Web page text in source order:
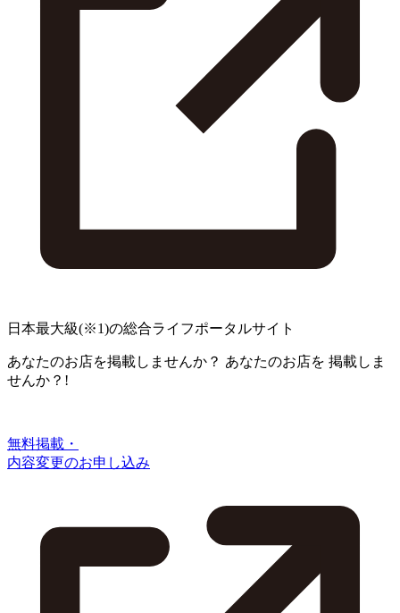
日本最大級(※1)の総合ライフポータルサイト
あなたのお店を掲載しませんか？ あなたのお店を 掲載しま
せんか？!
無料掲載・
内容変更のお申し込み